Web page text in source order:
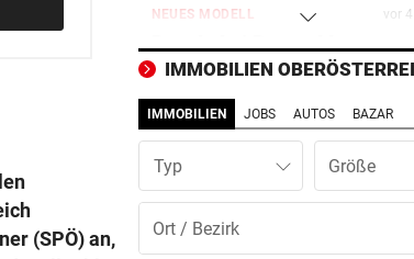
(SPÖ) an,
NEUES MODELL vor
Regeln bei Deutschkursen
jetzt verschärft
CHEF VON VERSICHERUNG: vor 4
„Ein kalkulierbares Wetter
nicht mehr“
vor
IMMOBILIEN
IMMOBILIEN JOBS AUTOS BAZAR
Typ